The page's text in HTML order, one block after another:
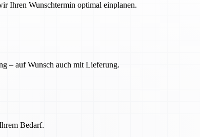
Ihren Wunschtermin optimal einplanen.
– auf Wunsch auch mit Lieferung.
Bedarf.